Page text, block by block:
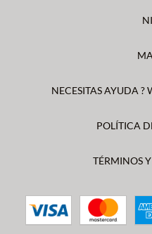
NECESITAS AYUDA
POLÍTICA
TÉRMINOS